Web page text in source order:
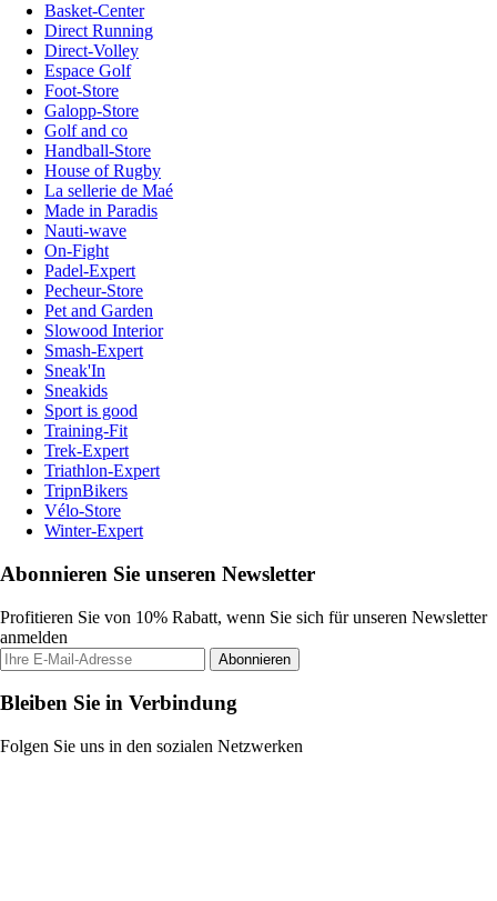
Basket-Center
Direct Running
Direct-Volley
Espace Golf
Foot-Store
Galopp-Store
Golf and co
Handball-Store
House of Rugby
La sellerie de Maé
Made in Paradis
Nauti-wave
On-Fight
Padel-Expert
Pecheur-Store
Pet and Garden
Slowood Interior
Smash-Expert
Sneak'In
Sneakids
Sport is good
Training-Fit
Trek-Expert
Triathlon-Expert
TripnBikers
Vélo-Store
Winter-Expert
Abonnieren Sie unseren Newsletter
Profitieren Sie von 10% Rabatt, wenn Sie sich für unseren Newsletter
anmelden
Abonnieren
Bleiben Sie in Verbindung
Folgen Sie uns in den sozialen Netzwerken